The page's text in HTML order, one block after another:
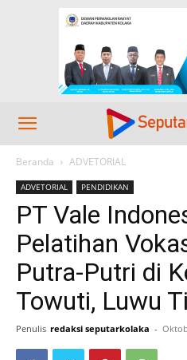
Beranda ADVETORIAL
ADVETORIAL PENDIDIKAN
PT Vale
Pelatihan
Putra-Putri di
Towuti, Luwu
Penulis redaksi seputarkolaka -